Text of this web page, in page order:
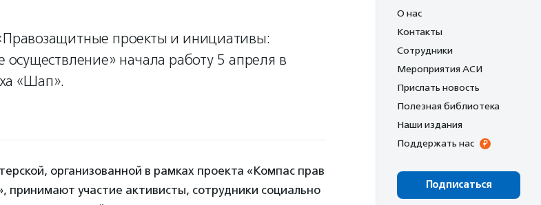
проекты и инициативы:
осуществление» начала работу 5 апреля в
«Шап».
организованной в рамках проекта «Компас прав
принимают участие активисты, сотрудники социально
О нас
Контакты
Сотрудники
Мероприятия АСИ
Прислать новость
Полезная библиотека
Наши издания
Поддержать нас
Подписаться